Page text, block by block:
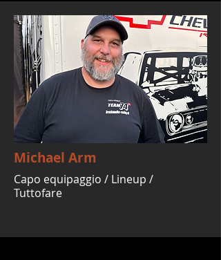
Michael Arm
Capo equipaggio / Lineup /
Tuttofare